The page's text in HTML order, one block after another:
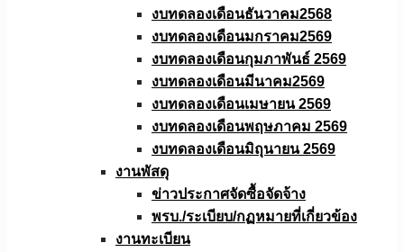
งบทดลองเดือนธันวาคม2568
งบทดลองเดือนมกราคม2569
งบทดลองเดือนกุมภาพันธ์ 2569
งบทดลองเดือนมีนาคม2569
งบทดลองเดือนเมษายน 2569
งบทดลองเดือนพฤษภาคม 2569
งบทดลองเดือนมิถุนายน 2569
งานพัสดุ
ข่าวประกาศจัดซื้อจัดจ้าง
พรบ./ระเบียบ/กฏหมายที่เกี่ยวข้อง
งานทะเบียน